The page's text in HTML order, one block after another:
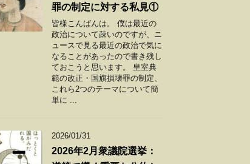
罪の制定に対する私見①
皆様こんばんは。 僕は最近の
政治について疎いのですが、ニ
ュースで見る最近の政治で気に
なることがあったので書き残し
ておこうと思います。 皇室典
範の改正・国旗損壊罪の制定、
これら2つのテーマについて簡
単に ...
2026/01/31
2026年2月衆議院選挙：